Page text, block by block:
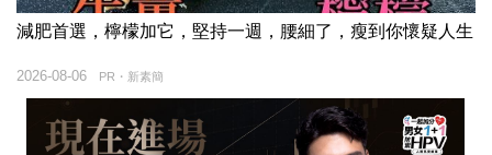
減肥首選，檸檬加它，堅持一週，腰細了，瘦到你懷疑人生
PR・新素簡
2026-08-06